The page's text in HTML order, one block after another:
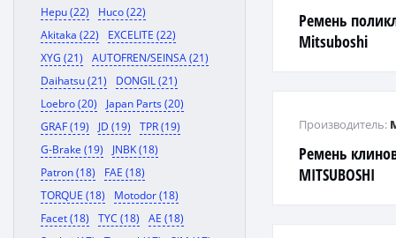
Hepu (22)
Huco (22)
Akitaka (22)
EXCELITE (22)
XYG (21)
AUTOFREN/SEINSA (21)
Daihatsu (21)
DONGIL (21)
Loebro (20)
Japan Parts (20)
GRAF (19)
JD (19)
TPR (19)
G-Brake (19)
JNBK (18)
Patron (18)
FAE (18)
TORQUE (18)
Motodor (18)
Facet (18)
TYC (18)
AE (18)
Ремень
Mitsuboshi
Ремень
MITSUBOSHI
Производитель: